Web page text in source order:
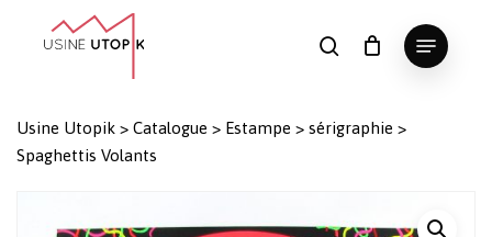
search
Menu
Panier Fermer
le
Usine Utopik > Catalogue > Estampe > sérigraphie >
Spaghettis Volants
Close